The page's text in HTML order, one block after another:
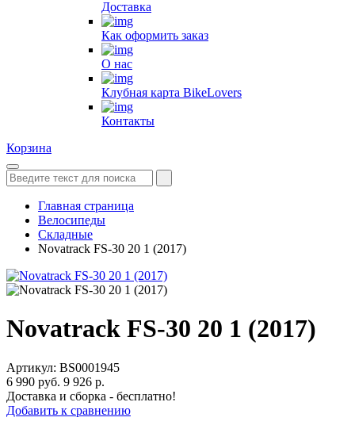
Доставка
Как оформить заказ
О нас
Клубная карта BikeLovers
Контакты
Корзина
Главная страница
Велосипеды
Складные
Novatrack FS-30 20 1 (2017)
Novatrack FS-30 20 1 (2017)
Артикул: BS0001945
6 990 руб. 9 926 р.
Доставка и сборка - бесплатно!
Добавить к сравнению